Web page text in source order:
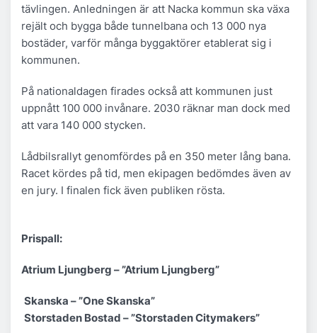
tävlingen. Anledningen är att Nacka kommun ska växa
rejält och bygga både tunnelbana och 13 000 nya
bostäder, varför många byggaktörer etablerat sig i
kommunen.
På nationaldagen firades också att kommunen just
uppnått 100 000 invånare. 2030 räknar man dock med
att vara 140 000 stycken.
Lådbilsrallyt genomfördes på en 350 meter lång bana.
Racet kördes på tid, men ekipagen bedömdes även av
en jury. I finalen fick även publiken rösta.
Prispall:
Atrium Ljungberg –”Atrium Ljungberg”
Skanska –”One Skanska”
Storstaden Bostad –”Storstaden Citymakers”